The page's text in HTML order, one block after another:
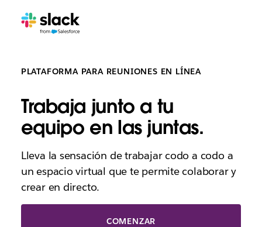
PLATAFORMA PARA REUNIONES EN LÍNEA
Trabaja junto a tu
equipo en las juntas.
Lleva la sensación de trabajar codo a codo a
un espacio virtual que te permite colaborar y
crear en directo.
COMENZAR